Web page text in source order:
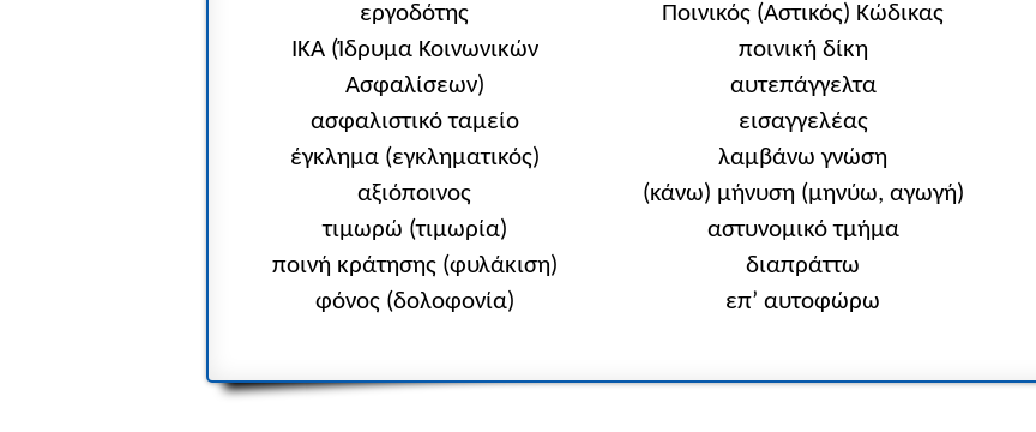
εργοδότης
ΙΚΑ (Ίδρυμα Κοινωνικών
Ασφαλίσεων)
ασφαλιστικό ταμείο
έγκλημα (εγκληματικός)
αξιόποινος
τιμωρώ (τιμωρία)
ποινή κράτησης (φυλάκιση)
φόνος (δολοφονία)
Ποινικός (Αστικός) Κώδικας
ποινική δίκη
αυτεπάγγελτα
εισαγγελέας
λαμβάνω γνώση
(κάνω) μήνυση (μηνύω, αγωγή)
αστυνομικό τμήμα
διαπράττω
επ’ αυτοφώρω